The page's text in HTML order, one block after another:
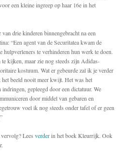
een kleine ingreep op haar 16e in het
drie kinderen binnengebracht na een
“Een agent van de Securitatea kwam de
hulpverleners te verhinderen hun werk te doen.
kijken, maar zie nog steeds zijn Adidas-
kostuum. Wat er gebeurde zal ik je verder
het beeld nooit meer kwijt. Het was het
indringen, gepleegd door een dictatuur. We
door middel van gebaren en
voel ik nog steeds onder tafel of er geen
Leesverderin het boek Kleurrijk. Ook